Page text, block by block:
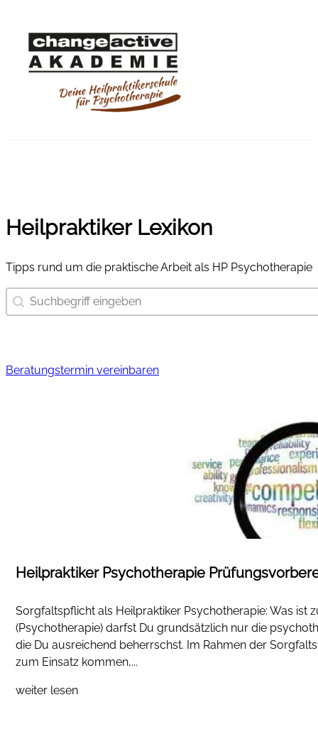
Heilpraktiker Lexikon
Tipps rund um die praktische Arbeit als HP Psychotherapie
Suchbegriff eingeben
Beratungstermin vereinbaren
Heilpraktiker Psychotherapie
Sorgfaltspflicht als Heilpraktiker Psychotherapie: Was ist
(Psychotherapie) darfst Du grundsätzlich nur die
die Du ausreichend beherrschst. Im Rahmen der
zum Einsatz kommen,...
weiter lesen